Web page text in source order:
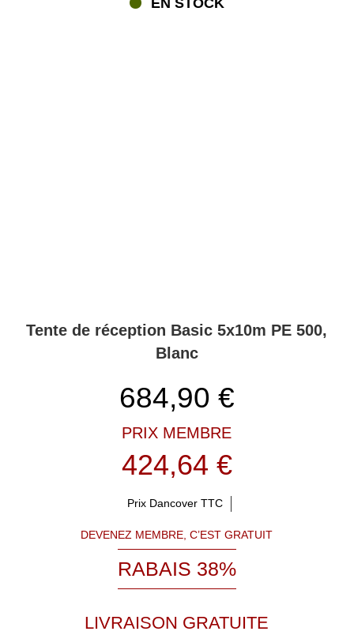
Tente de réception Basic 5x10m PE 500,
Blanc
684,90 €
PRIX MEMBRE
424,64 €
Prix Dancover TTC
DEVENEZ MEMBRE, C’EST GRATUIT
RABAIS 38%
LIVRAISON GRATUITE